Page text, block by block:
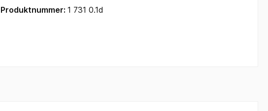
Produktnummer: 1 731 0.1d